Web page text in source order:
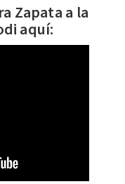
Zapata a la
aquí: